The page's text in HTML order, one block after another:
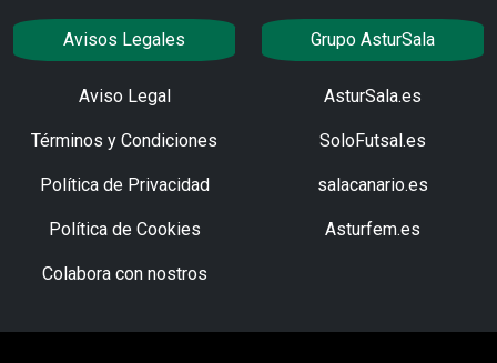
Avisos Legales
Aviso Legal
Términos y Condiciones
Política de Privacidad
Política de Cookies
Colabora con nostros
Grupo AsturSala
AsturSala.es
SoloFutsal.es
salacanario.es
Asturfem.es